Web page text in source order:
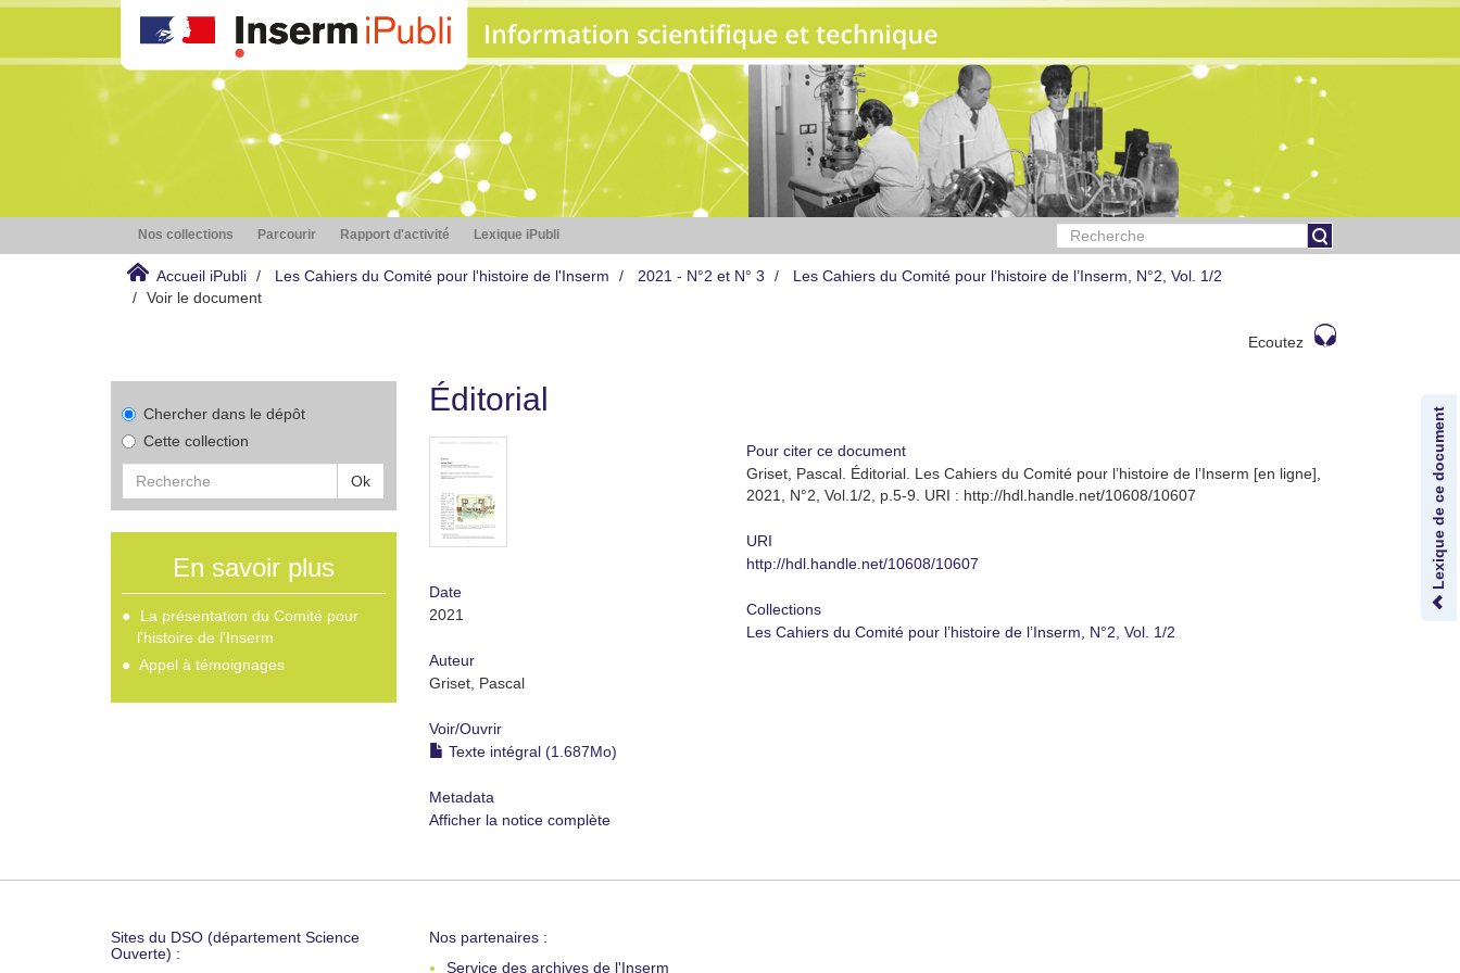
Nos collections Parcourir Rapport d'activité Lexique iPubli
Accueil iPubli Les Cahiers du Comité pour l'histoire de l'Inserm 2021 - N°2 et N° 3
Les Cahiers du Comité pour l’histoire de l’Inserm, N°2, Vol. 1/2
Voir le document
Ecoutez
Lexique de ce document
Chercher dans le dépôt
Cette collection
Ok
En savoir plus
La présentation du Comité pour
l'histoire de l'Inserm
Appel à témoignages
Éditorial
Date
2021
Auteur
Griset, Pascal
Voir/Ouvrir
Texte intégral (1.687Mo)
Metadata
Afficher la notice complète
Pour citer ce document
Griset, Pascal. Éditorial. Les Cahiers du Comité pour l’histoire de l’Inserm [en ligne],
2021, N°2, Vol.1/2, p.5-9. URI : http://hdl.handle.net/10608/10607
URI
http://hdl.handle.net/10608/10607
Collections
Les Cahiers du Comité pour l’histoire de l’Inserm, N°2, Vol. 1/2
Sites du DSO (département Science
Ouverte) :
Nos partenaires :
Service des archives de l'Inserm